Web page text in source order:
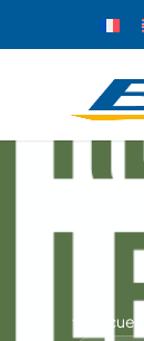
Accueil